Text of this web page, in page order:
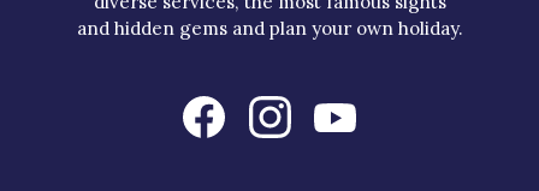
and hidden gems and plan your own holiday.